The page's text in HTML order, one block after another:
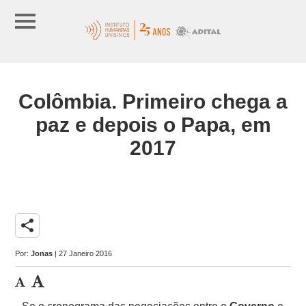
Colômbia. Primeiro chega a
paz e depois o Papa, em
2017
share
Por:Jonas | 27 Janeiro 2016